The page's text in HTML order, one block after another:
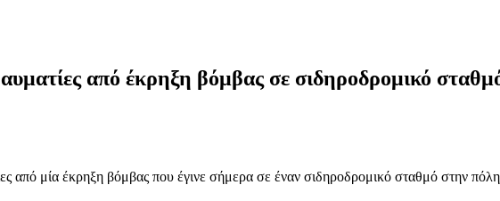
από έκρηξη βόμβας σε σιδηροδρομικό
από μία έκρηξη βόμβας που έγινε σήμερα σε έναν σιδηροδρομικό σταθμό στην